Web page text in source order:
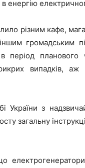
в енергію
різним кафе,
громадським
період планового
випадків, аж
України з
загальну